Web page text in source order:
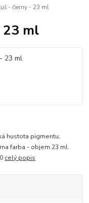
- čierny - 23 ml
ml
hustota pigmentu,
farba - objem 23 ml.
celý popis